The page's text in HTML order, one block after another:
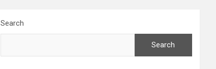
Search
Search